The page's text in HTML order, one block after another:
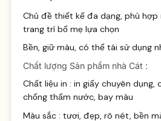
Chủ đề thiết kế đa dạng, phù hợp
trang trí bố mẹ lựa chọn
Bền, giữ màu, có thể tái sử dụng
Chất lượng Sản phẩm nhà Cát :
Chất liệu in : in giấy chuyên dụng,
chống thấm nước, bay màu
Màu sắc : tươi, đẹp, rõ nét, bền